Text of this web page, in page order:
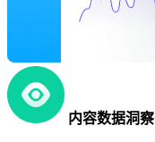
内容数据洞察